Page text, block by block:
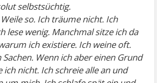
selbstsüchtig.
so. Ich träume nicht. Ich
lese wenig. Manchmal sitze ich da
ich existiere. Ich weine oft.
Sachen. Wenn ich aber einen Grund
ich nicht. Ich schreie alle an und